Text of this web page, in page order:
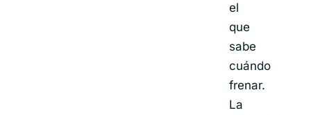
el
que
sabe
cuándo
frenar.
La